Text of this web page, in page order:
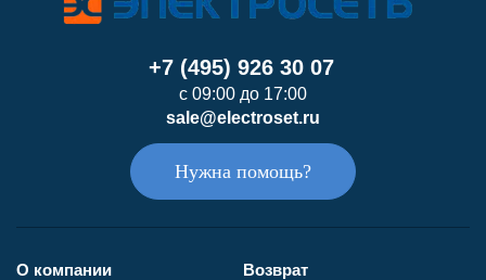
+7 (495) 926 30 07
с 09:00 до 17:00
sale@electroset.ru
Нужна помощь?
О компании
Возврат